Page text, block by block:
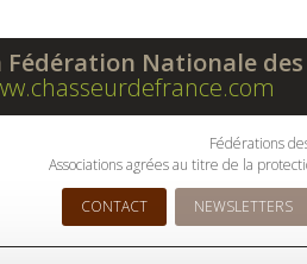
Fédération Nationale
Fédérations
Associations agrées au titre de la
CONTACT NEWSLETTERS